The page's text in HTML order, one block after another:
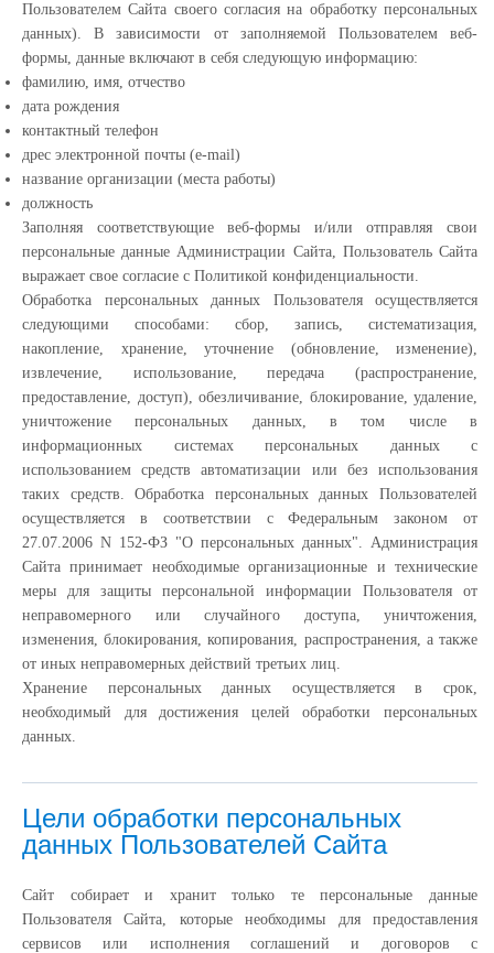
Пользователем Сайта своего согласия на обработку персональных
данных). В зависимости от заполняемой Пользователем веб-
формы, данные включают в себя следующую информацию:
фамилию, имя, отчество
дата рождения
контактный телефон
дрес электронной почты (e-mail)
название организации (места работы)
должность
Заполняя соответствующие веб-формы и/или отправляя свои
персональные данные Администрации Сайта, Пользователь Сайта
выражает свое согласие с Политикой конфиденциальности.
Обработка персональных данных Пользователя осуществляется
следующими способами: сбор, запись, систематизация,
накопление, хранение, уточнение (обновление, изменение),
извлечение, использование, передача (распространение,
предоставление, доступ), обезличивание, блокирование, удаление,
уничтожение персональных данных, в том числе в
информационных системах персональных данных с
использованием средств автоматизации или без использования
таких средств. Обработка персональных данных Пользователей
осуществляется в соответствии с Федеральным законом от
27.07.2006 N 152-ФЗ "О персональных данных". Администрация
Сайта принимает необходимые организационные и технические
меры для защиты персональной информации Пользователя от
неправомерного или случайного доступа, уничтожения,
изменения, блокирования, копирования, распространения, а также
от иных неправомерных действий третьих лиц.
Хранение персональных данных осуществляется в срок,
необходимый для достижения целей обработки персональных
данных.
Цели обработки персональных
данных Пользователей Сайта
Сайт собирает и хранит только те персональные данные
Пользователя Сайта, которые необходимы для предоставления
сервисов или исполнения соглашений и договоров с